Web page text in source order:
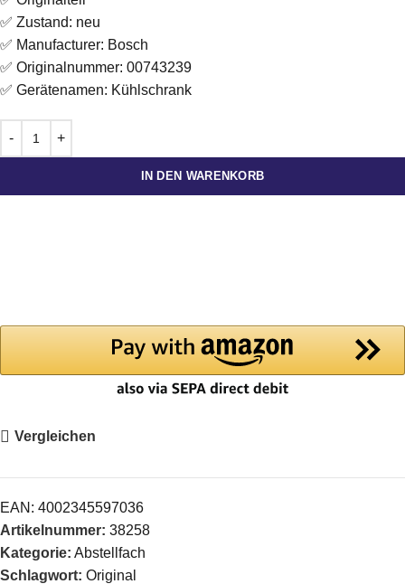
✅ Zustand: neu
✅ Manufacturer: Bosch
✅ Originalnummer: 00743239
✅ Gerätenamen: Kühlschrank
IN DEN WARENKORB
Vergleichen
EAN: 4002345597036
Artikelnummer: 38258
Kategorie: Abstellfach
Schlagwort: Original